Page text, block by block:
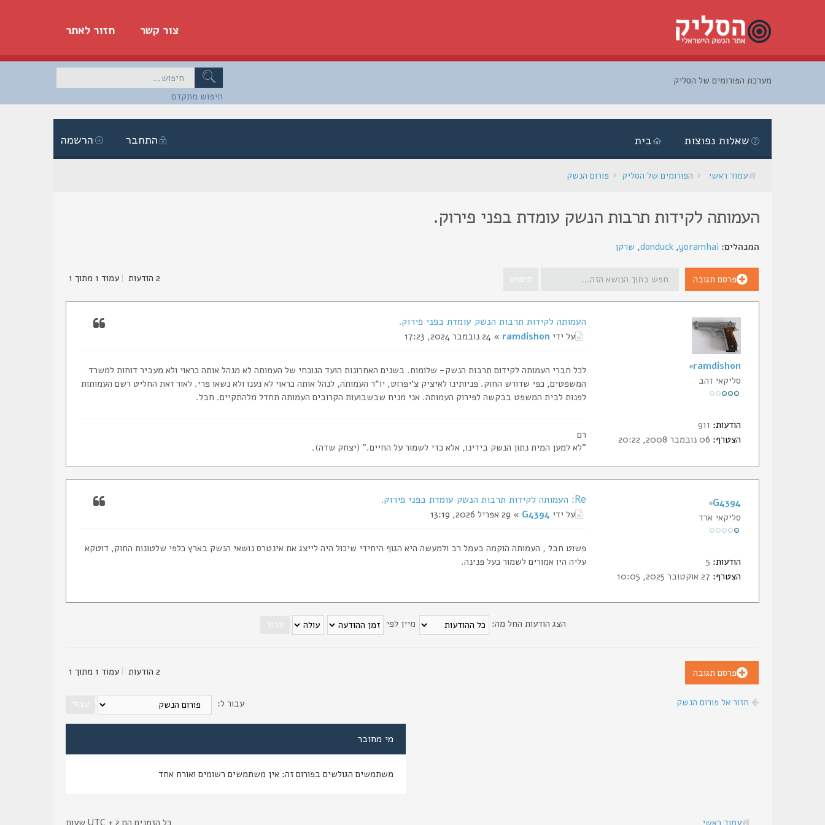
חזור לאתר צור קשר
חיפוש מתקדם
מערכת הפורומים של הסליק
הרשמה התחבר בית שאלות נפוצות
עמוד ראשי הפורומים של הסליק פורום הנשק
העמותה לקידות תרבות הנשק עומדת בפני פירוק.
המנהלים: yoramhai
,
donduck
, שרקן
פרסם תגובה 2 הודעות עמוד 1 מתוך 1
העמותה לקידות תרבות הנשק עומדת בפני פירוק.
על ידי ramdishon » 24 נובמבר 2024, 17:23
לכל חברי העמותה לקידום תרבות הנשק- שלומות. בשנים האחרונות הועד הנוכחי של העמותה לא מנהל אותה כראוי ולא מעביר דוחות למשרד
המשפטים, כפי שדורש החוק. פניותינו לאיציק צ׳יפרוט, יו״ר העמותה, לנהל אותה כראוי לא נענו ולא נשאו פרי. לאור זאת החליט רשם העמותות
לפנות לבית המשפט בבקשה לפירוק העמותה. אני מניח שבשבועות הקרובים העמותה תחדל מלהתקיים. חבל.
רם
"לא למען המית נתון הנשק בידינו, אלא כדי לשמור על החיים." (יצחק שדה).
ramdishon
סליקאי זהב
הודעות:
הצטרף:
Re: העמותה לקידות תרבות הנשק עומדת בפני פירוק.
על ידי G4394 » 29 אפריל 2026, 13:19
פשוט חבל , העמותה הוקמה בעמל רב ולמעשה היא הגוף היחידי שיכול היה לייצג את אינטרס נושאי הנשק בארץ כלפי שלטונות החוק, דוטקא
עליה היו אמורים לשמור כעל פנינה.
G4394
סליקאי ארד
הודעות:
הצטרף:
הצג הודעות החל מה: מיין לפי
פרסם תגובה 2 הודעות | עמוד 1 מתוך 1
חזור אל פורום הנשק עבור ל:
מי מחובר
משתמשים הגולשים בפורום זה: אין משתמשים רשומים ואורח אחד
עמוד ראשי כל הזמנים הם UTC + 2 שעות